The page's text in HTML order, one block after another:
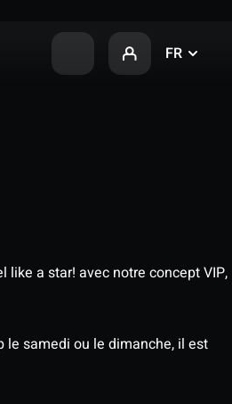
FR
a star! avec notre concept VIP,
le samedi ou le dimanche, il est